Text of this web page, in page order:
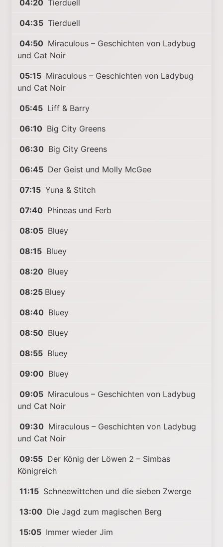
04:20 Tierduell
04:35 Tierduell
04:50 Miraculous – Geschichten von Ladybug
und Cat Noir
05:15 Miraculous – Geschichten von Ladybug
und Cat Noir
05:45 Liff & Barry
06:10 Big City Greens
06:30 Big City Greens
06:45 Der Geist und Molly McGee
07:15 Yuna & Stitch
07:40 Phineas und Ferb
08:05 Bluey
08:15 Bluey
08:20 Bluey
08:25 Bluey
08:40 Bluey
08:50 Bluey
08:55 Bluey
09:00 Bluey
09:05 Miraculous – Geschichten von Ladybug
und Cat Noir
09:30 Miraculous – Geschichten von Ladybug
und Cat Noir
09:55 Der König der Löwen 2 – Simbas
Königreich
11:15 Schneewittchen und die sieben Zwerge
13:00 Die Jagd zum magischen Berg
15:05 Immer wieder Jim